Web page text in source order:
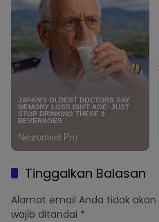
Tinggalkan Balasan
Alamat email Anda tidak akan
wajib ditandai *